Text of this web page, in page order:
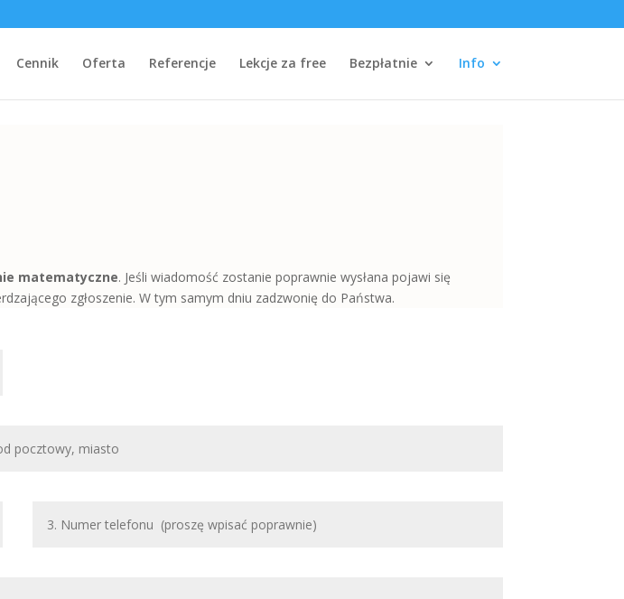
Cennik Oferta Referencje Lekcje za free Bezpłatnie Info
matematyczne. Jeśli wiadomość zostanie poprawnie wysłana pojawi się
zgłoszenie. W tym samym dniu zadzwonię do Państwa.